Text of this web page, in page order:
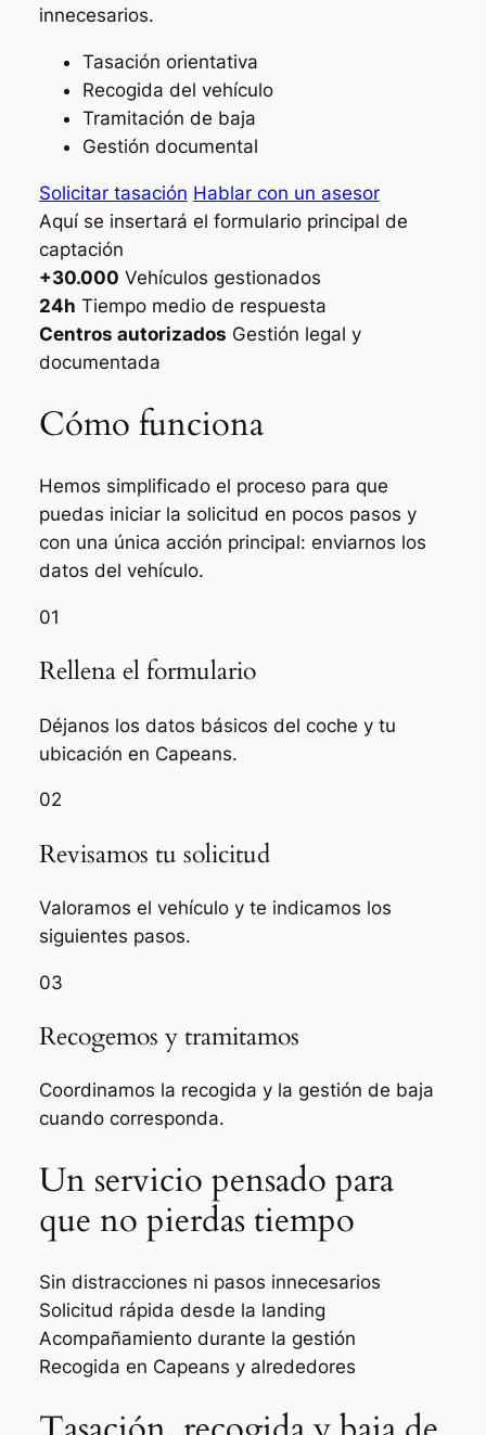
innecesarios.
Tasación orientativa
Recogida del vehículo
Tramitación de baja
Gestión documental
Solicitar tasación Hablar con un asesor
Aquí se insertará el formulario principal de
captación
+30.000 Vehículos gestionados
24h Tiempo medio de respuesta
Centros autorizados Gestión legal y
documentada
Cómo funciona
Hemos simplificado el proceso para que
puedas iniciar la solicitud en pocos pasos y
con una única acción principal: enviarnos los
datos del vehículo.
01
Rellena el formulario
Déjanos los datos básicos del coche y tu
ubicación en Capeans.
02
Revisamos tu solicitud
Valoramos el vehículo y te indicamos los
siguientes pasos.
03
Recogemos y tramitamos
Coordinamos la recogida y la gestión de baja
cuando corresponda.
Un servicio pensado para
que no pierdas tiempo
Sin distracciones ni pasos innecesarios
Solicitud rápida desde la landing
Acompañamiento durante la gestión
Recogida en Capeans y alrededores